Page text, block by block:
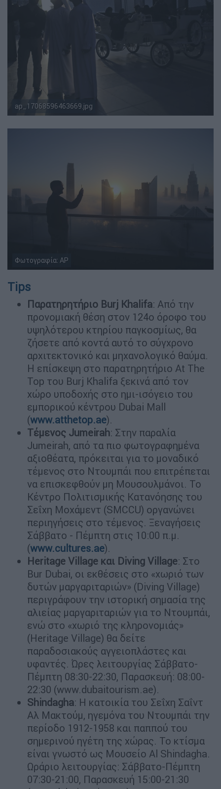
ap_17068596463669.jpg
Φωτογραφία: AP
Tips
Παρατηρητήριο Burj Khalifa: Από την
προνομιακή θέση στον 124ο όροφο του
υψηλότερου κτηρίου παγκοσμίως, θα
ζήσετε από κοντά αυτό το σύγχρονο
αρχιτεκτονικό και μηχανολογικό θαύμα.
Η επίσκεψη στο παρατηρητήριο At The
Top του Burj Khalifa ξεκινά από τον
χώρο υποδοχής στο ημι-ισόγειο του
εμπορικού κέντρου Dubai Mall
(www.atthetop.ae).
Τέμενος Jumeirah: Στην παραλία
Jumeirah, από τα πιο φωτογραφημένα
αξιοθέατα, πρόκειται για το μοναδικό
τέμενος στο Ντουμπάι που επιτρέπεται
να επισκεφθούν μη Μουσουλμάνοι. Το
Κέντρο Πολιτισμικής Κατανόησης του
Σεΐχη Μοχάμεντ (SMCCU) οργανώνει
περιηγήσεις στο τέμενος. Ξεναγήσεις
Σάββατο - Πέμπτη στις 10:00 π.μ.
(www.cultures.ae).
Heritage Village και Diving Village: Στο
Bur Dubai, οι εκθέσεις στο «χωριό των
δυτών μαργαριταριών» (Diving Village)
περιγράφουν την ιστορική σημασία της
αλιείας μαργαριταριών για το Ντουμπάι,
ενώ στο «χωριό της κληρονομιάς»
(Heritage Village) θα δείτε
παραδοσιακούς αγγειοπλάστες και
υφαντές. Ώρες λειτουργίας Σάββατο-
Πέμπτη 08:30-22:30, Παρασκευή: 08:00-
22:30 (www.dubaitourism.ae).
Shindagha: Η κατοικία του Σεΐχη Σαΐντ
Αλ Μακτούμ, ηγεμόνα του Ντουμπάι την
περίοδο 1912-1958 και παππού του
σημερινού ηγέτη της χώρας. Το κτίσμα
είναι γνωστό ως Μουσείο Al Shindagha.
Ωράριο λειτουργίας: Σάββατο-Πέμπτη
07:30-21:00, Παρασκευή 15:00-21:30